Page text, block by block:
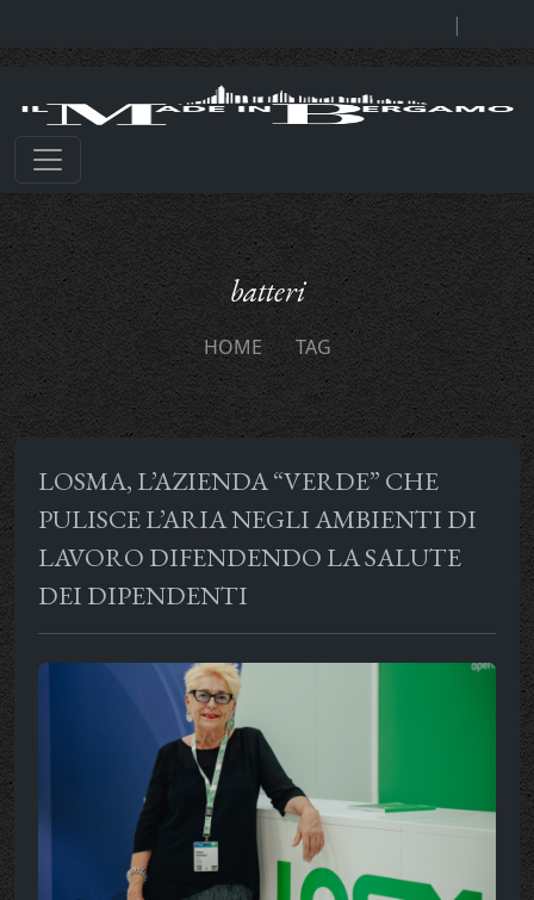
|
batteri
HOME TAG
LOSMA, L’AZIENDA “VERDE” CHE
PULISCE L’ARIA NEGLI AMBIENTI DI
LAVORO DIFENDENDO LA SALUTE
DEI DIPENDENTI